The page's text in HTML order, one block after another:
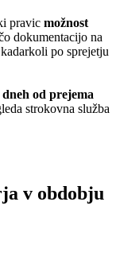
pravic možnost
dokumentacijo na
po sprejetju
od prejema
strokovna služba
v obdobju